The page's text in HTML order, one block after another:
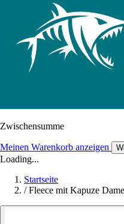
Zwischensumme
Meinen Warenkorb anzeigen
Loading...
Startseite
/ Fleece mit Kapuze